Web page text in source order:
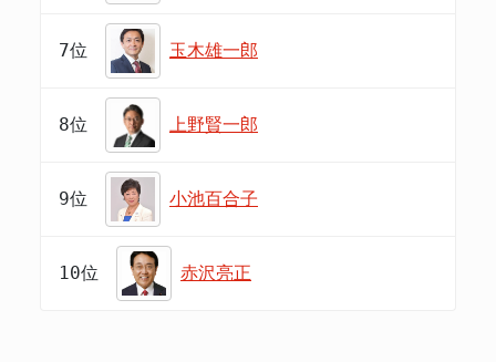
7位 玉木雄一郎
8位 上野賢一郎
9位 小池百合子
10位 赤沢亮正